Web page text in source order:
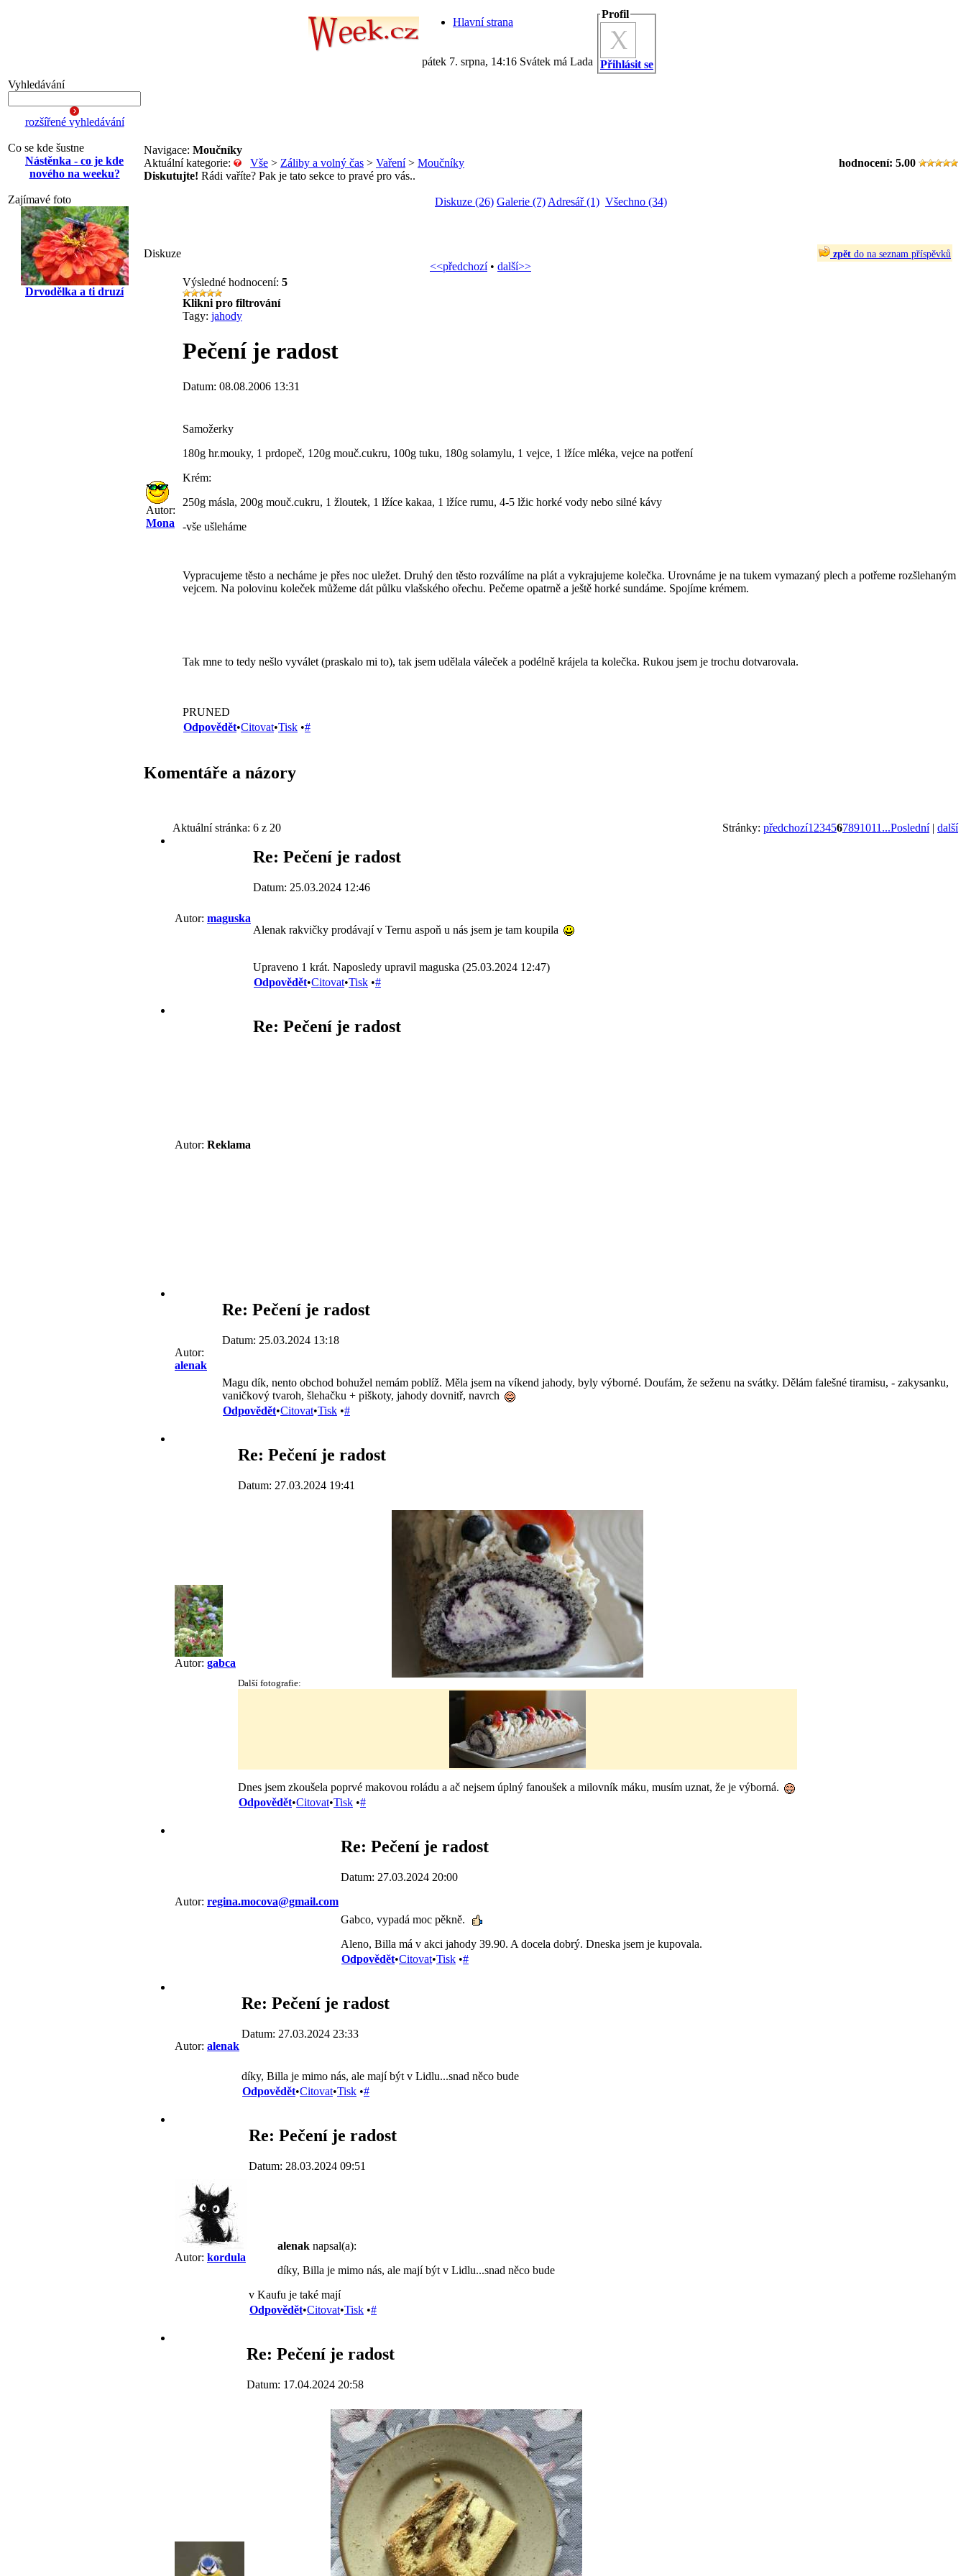
Hlavní strana
pátek 7. srpna, 14:16 Svátek má Lada
Profil
Přihlásit se
Vyhledávání
rozšířené vyhledávání
Co se kde šustne
Nástěnka - co je kde
nového na weeku?
Zajímavé foto
Drvodělka a ti druzí
Navigace: Moučníky
hodnocení: 5.00
Aktuální kategorie: Vše > Záliby a volný čas > Vaření> Moučníky
Diskutujte! Rádi vaříte? Pak je tato sekce to pravé pro vás..
Diskuze (26) Galerie (7) Adresář (1) Všechno (34)
zpět do na seznam příspěvků
Diskuze
<<předchozí• další>>
Autor:
Mona
Výsledné hodnocení: 5
Klikni pro filtrování
Tagy: jahody
Pečení je radost
Datum: 08.08.2006 13:31
Samožerky
180g hr.mouky, 1 prdopeč, 120g mouč.cukru, 100g tuku, 180g solamylu, 1 vejce, 1 lžíce mléka, vejce na potření
Krém:
250g másla, 200g mouč.cukru, 1 žloutek, 1 lžíce kakaa, 1 lžíce rumu, 4-5 lžic horké vody nebo silné kávy
-vše ušleháme
Vypracujeme těsto a necháme je přes noc uležet. Druhý den těsto rozválíme na plát a vykrajujeme kolečka. Urovnáme je na tukem vymazaný plech a potřeme rozšlehaným
vejcem. Na polovinu koleček můžeme dát půlku vlašského ořechu. Pečeme opatrně a ještě horké sundáme. Spojíme krémem.
Tak mne to tedy nešlo vyválet (praskalo mi to), tak jsem udělala váleček a podélně krájela ta kolečka. Rukou jsem je trochu dotvarovala.
PRUNED
Odpovědět•Citovat•Tisk •#
Komentáře a názory
Stránky: předchozí1 234567891011 ...Poslední| další
Aktuální stránka: 6 z 20
Autor: maguska
Re: Pečení je radost
Datum: 25.03.2024 12:46
Alenak rakvičky prodávají v Ternu aspoň u nás jsem je tam koupila
Upraveno 1 krát. Naposledy upravil maguska (25.03.2024 12:47)
Odpovědět•Citovat•Tisk •#
Autor: Reklama
Re: Pečení je radost
Autor:
alenak
Re: Pečení je radost
Datum: 25.03.2024 13:18
Magu dík, nento obchod bohužel nemám poblíž. Měla jsem na víkend jahody, byly výborné. Doufám, že seženu na svátky. Dělám falešné tiramisu, - zakysanku,
vaničkový tvaroh, šlehačku + piškoty, jahody dovnitř, navrch
Odpovědět•Citovat•Tisk •#
Autor: gabca
Re: Pečení je radost
Datum: 27.03.2024 19:41
Další fotografie:
Dnes jsem zkoušela poprvé makovou roládu a ač nejsem úplný fanoušek a milovník máku, musím uznat, že je výborná.
Odpovědět•Citovat•Tisk •#
Autor: regina.mocova@gmail.com
Re: Pečení je radost
Datum: 27.03.2024 20:00
Gabco, vypadá moc pěkně.
Aleno, Billa má v akci jahody 39.90. A docela dobrý. Dneska jsem je kupovala.
Odpovědět•Citovat•Tisk •#
Autor: alenak
Re: Pečení je radost
Datum: 27.03.2024 23:33
díky, Billa je mimo nás, ale mají být v Lidlu...snad něco bude
Odpovědět•Citovat•Tisk •#
Autor: kordula
Re: Pečení je radost
Datum: 28.03.2024 09:51
alenak napsal(a):
díky, Billa je mimo nás, ale mají být v Lidlu...snad něco bude
v Kaufu je také mají
Odpovědět•Citovat•Tisk •#
Re: Pečení je radost
Datum: 17.04.2024 20:58